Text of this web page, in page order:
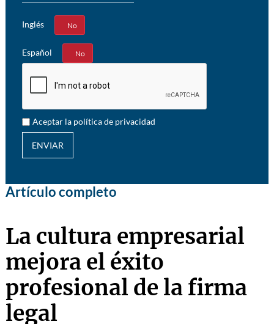
Inglés
Sí No
Español
Sí No
Aceptar la política de privacidad
ENVIAR
Artículo completo
La cultura empresarial
mejora el éxito
profesional de la firma
legal